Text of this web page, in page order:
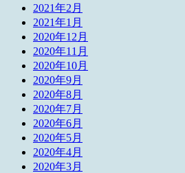
2021年2月
2021年1月
2020年12月
2020年11月
2020年10月
2020年9月
2020年8月
2020年7月
2020年6月
2020年5月
2020年4月
2020年3月